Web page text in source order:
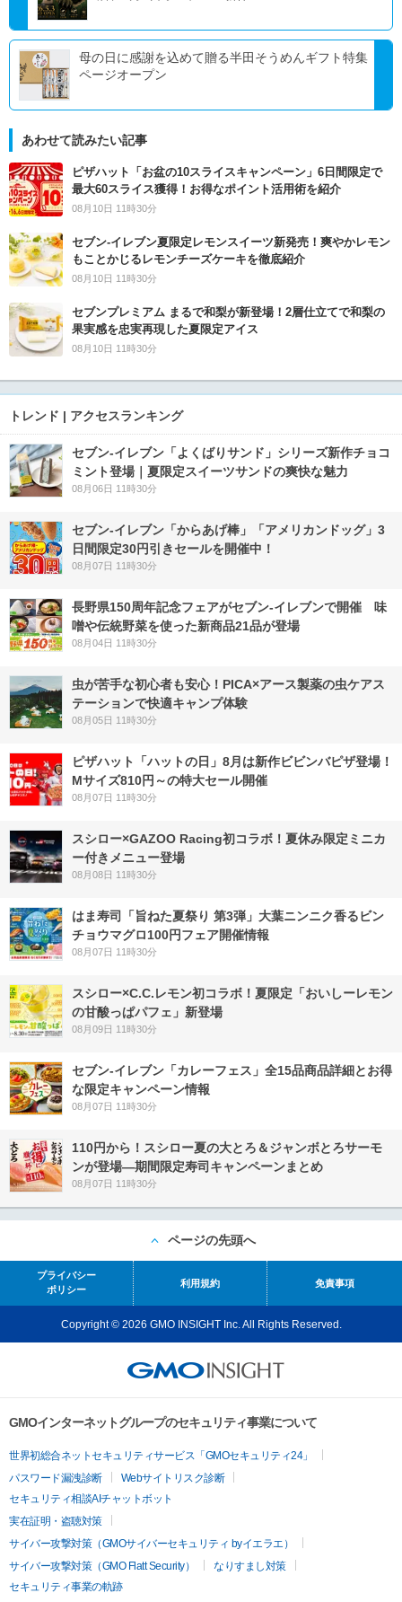
母の日に感謝を込めて贈る半田そうめんギフト特集
ページオープン
あわせて読みたい記事
ピザハット「お盆の10スライスキャンペーン」6日間限定で
最大60スライス獲得！お得なポイント活用術を紹介
08月10日 11時30分
セブン‐イレブン夏限定レモンスイーツ新発売！爽やかレモン
もことかじるレモンチーズケーキを徹底紹介
08月10日 11時30分
セブンプレミアム まるで和梨が新登場！2層仕立てで和梨の
果実感を忠実再現した夏限定アイス
08月10日 11時30分
トレンド | アクセスランキング
セブン‐イレブン「よくばりサンド」シリーズ新作チョコ
ミント登場｜夏限定スイーツサンドの爽快な魅力
08月06日 11時30分
セブン‐イレブン「からあげ棒」「アメリカンドッグ」3
日間限定30円引きセールを開催中！
08月07日 11時30分
長野県150周年記念フェアがセブン-イレブンで開催 味
噌や伝統野菜を使った新商品21品が登場
08月04日 11時30分
虫が苦手な初心者も安心！PICA×アース製薬の虫ケアス
テーションで快適キャンプ体験
08月05日 11時30分
ピザハット「ハットの日」8月は新作ビビンバピザ登場！
Mサイズ810円～の特大セール開催
08月07日 11時30分
スシロー×GAZOO Racing初コラボ！夏休み限定ミニカ
ー付きメニュー登場
08月08日 11時30分
はま寿司「旨ねた夏祭り 第3弾」大葉ニンニク香るビン
チョウマグロ100円フェア開催情報
08月07日 11時30分
スシロー×C.C.レモン初コラボ！夏限定「おいしーレモン
の甘酸っぱパフェ」新登場
08月09日 11時30分
セブン‐イレブン「カレーフェス」全15品商品詳細とお得
な限定キャンペーン情報
08月07日 11時30分
110円から！スシロー夏の大とろ＆ジャンボとろサーモ
ンが登場―期間限定寿司キャンペーンまとめ
08月07日 11時30分
ページの先頭へ
プライバシー
ポリシー
利用規約 免責事項
Copyright © 2026 GMO INSIGHT Inc. All Rights Reserved.
GMOインターネットグループのセキュリティ事業について
世界初総合ネットセキュリティサービス「GMOセキュリティ24」
パスワード漏洩診断
Webサイトリスク診断
セキュリティ相談AIチャットボット
実在証明・盗聴対策
サイバー攻撃対策（GMOサイバーセキュリティ byイエラエ）
サイバー攻撃対策（GMO Flatt Security）
なりすまし対策
セキュリティ事業の軌跡